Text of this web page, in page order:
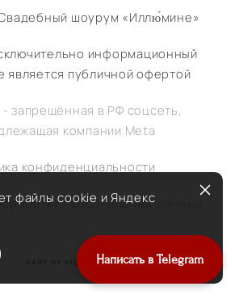
Написать в Telegram
шоурум «Иллю́мине»
информационный
является публичной офертой
запрещённая в РФ соцсеть,
компании Meta
конфиденциальности
персональных данных
сайт от vigbo
файлы cookie и Яндекс